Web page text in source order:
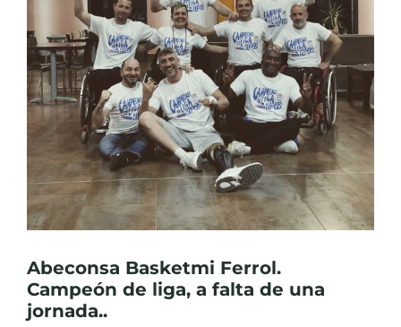
Abeconsa Basketmi Ferrol.
Campeón de liga, a falta de una
jornada..